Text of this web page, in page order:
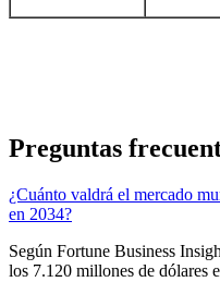
Preguntas
¿Cuánto valdrá el mercado
en 2034?
Según Fortune Business
los 7.120 millones de dólares